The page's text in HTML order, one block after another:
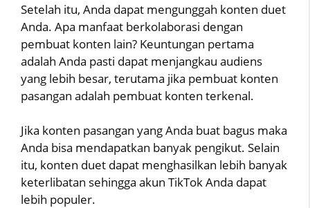
Setelah itu, Anda dapat mengunggah konten duet
Anda. Apa manfaat berkolaborasi dengan
pembuat konten lain? Keuntungan pertama
adalah Anda pasti dapat menjangkau audiens
yang lebih besar, terutama jika pembuat konten
pasangan adalah pembuat konten terkenal.
Jika konten pasangan yang Anda buat bagus maka
Anda bisa mendapatkan banyak pengikut. Selain
itu, konten duet dapat menghasilkan lebih banyak
keterlibatan sehingga akun TikTok Anda dapat
lebih populer.